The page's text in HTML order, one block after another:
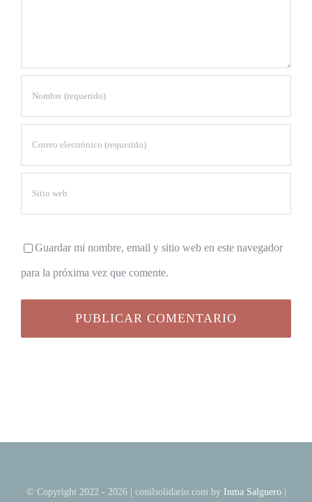
Guardar mi nombre, email y sitio web en este navegador
para la próxima vez que comente.
© Copyright 2022 - 2026 | conilsolidario.com by Inma Salguero|